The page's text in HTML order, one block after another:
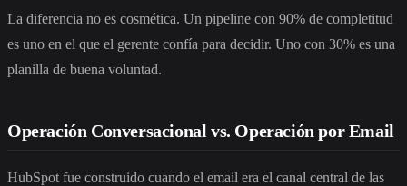
La diferencia no es cosmética. Un pipeline con 90% de completitud
es uno en el que el gerente confía para decidir. Uno con 30% es una
planilla de buena voluntad.
Operación Conversacional vs. Operación por Email
HubSpot fue construido cuando el email era el canal central de las